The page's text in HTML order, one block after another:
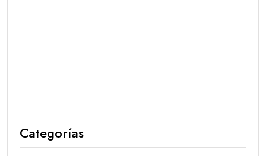
Categorías